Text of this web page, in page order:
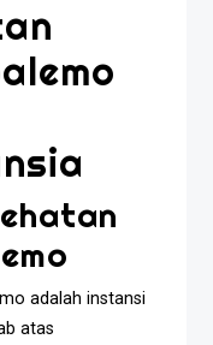
adalah instansi
atas